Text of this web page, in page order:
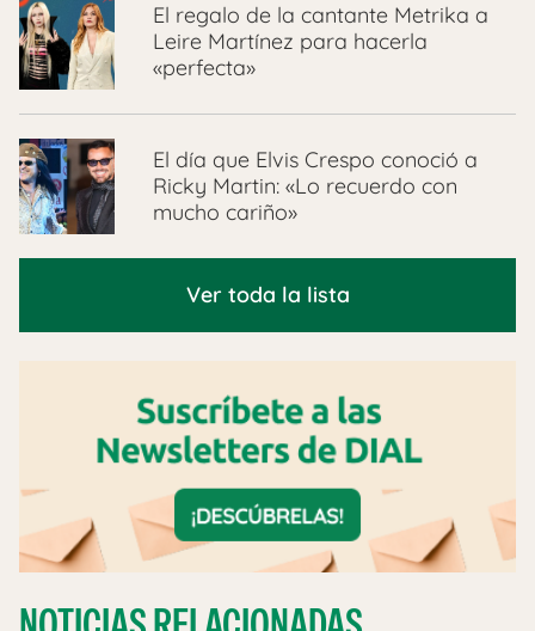
El regalo de la cantante Metrika a
Leire Martínez para hacerla
«perfecta»
El día que Elvis Crespo conoció a
Ricky Martin: «Lo recuerdo con
mucho cariño»
Ver toda la lista